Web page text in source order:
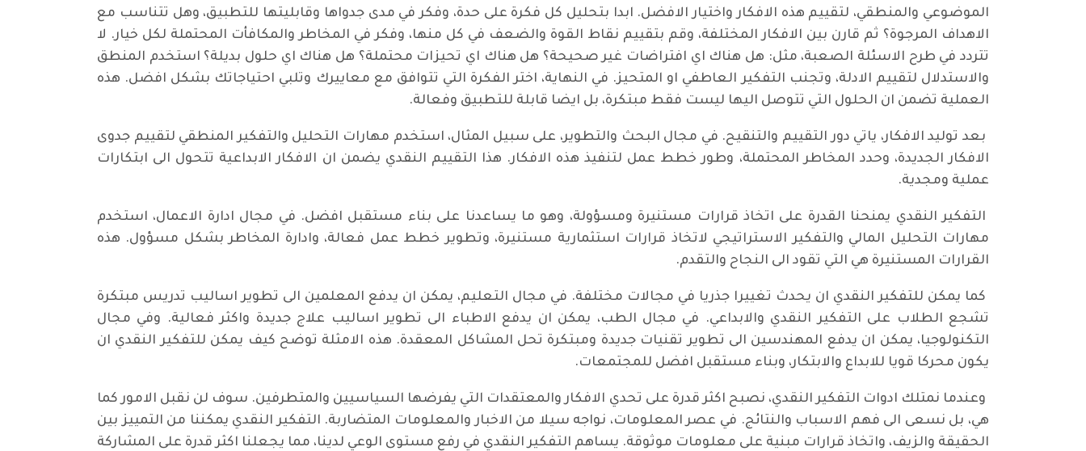
الموضوعي والمنطقي، لتقييم هذه الافكار واختيار الافضل. ابدا بتحليل كل فكرة على حدة، وفكر في مدى جدواها وقابليتها للتطبيق، وهل تتناسب مع
الاهداف المرجوة؟ ثم قارن بين الافكار المختلفة، وقم بتقييم نقاط القوة والضعف في كل منها، وفكر في المخاطر والمكافأت المحتملة لكل خيار. لا
تتردد في طرح الاسئلة الصعبة، مثل: هل هناك اي افتراضات غير صحيحة؟ هل هناك اي تحيزات محتملة؟ هل هناك اي حلول بديلة؟ استخدم المنطق
والاستدلال لتقييم الادلة، وتجنب التفكير العاطفي او المتحيز. في النهاية، اختر الفكرة التي تتوافق مع معاييرك وتلبي احتياجاتك بشكل افضل. هذه
العملية تضمن ان الحلول التي تتوصل اليها ليست فقط مبتكرة، بل ايضا قابلة للتطبيق وفعالة.
بعد توليد الافكار، ياتي دور التقييم والتنقيح. في مجال البحث والتطوير، على سبيل المثال، استخدم مهارات التحليل والتفكير المنطقي لتقييم جدوى
الافكار الجديدة، وحدد المخاطر المحتملة، وطور خطط عمل لتنفيذ هذه الافكار. هذا التقييم النقدي يضمن ان الافكار الابداعية تتحول الى ابتكارات
عملية ومجدية.
التفكير النقدي يمنحنا القدرة على اتخاذ قرارات مستنيرة ومسؤولة، وهو ما يساعدنا على بناء مستقبل افضل. في مجال ادارة الاعمال، استخدم
مهارات التحليل المالي والتفكير الاستراتيجي لاتخاذ قرارات استثمارية مستنيرة، وتطوير خطط عمل فعالة، وادارة المخاطر بشكل مسؤول. هذه
القرارات المستنيرة هي التي تقود الى النجاح والتقدم.
كما يمكن للتفكير النقدي ان يحدث تغييرا جذريا في مجالات مختلفة. في مجال التعليم، يمكن ان يدفع المعلمين الى تطوير اساليب تدريس مبتكرة
تشجع الطلاب على التفكير النقدي والابداعي. في مجال الطب، يمكن ان يدفع الاطباء الى تطوير اساليب علاج جديدة واكثر فعالية. وفي مجال
التكنولوجيا، يمكن ان يدفع المهندسين الى تطوير تقنيات جديدة ومبتكرة تحل المشاكل المعقدة. هذه الامثلة توضح كيف يمكن للتفكير النقدي ان
يكون محركا قويا للابداع والابتكار، وبناء مستقبل افضل للمجتمعات.
وعندما نمتلك ادوات التفكير النقدي، نصبح اكثر قدرة على تحدي الافكار والمعتقدات التي يفرضها السياسيين والمتطرفين. سوف لن نقبل الامور كما
هي، بل نسعى الى فهم الاسباب والنتائج. في عصر المعلومات، نواجه سيلا من الاخبار والمعلومات المتضاربة. التفكير النقدي يمكننا من التمييز بين
الحقيقة والزيف، واتخاذ قرارات مبنية على معلومات موثوقة. يساهم التفكير النقدي في رفع مستوى الوعي لدينا، مما يجعلنا اكثر قدرة على المشاركة